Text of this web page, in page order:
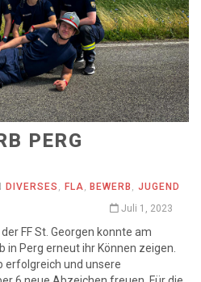
PERG
DIVERSES FLA ,BEWERB ,JUGEND
Juli 1, 2023
FF St. Georgen konnte am
Perg erneut ihr Können zeigen.
erfolgreich und unsere